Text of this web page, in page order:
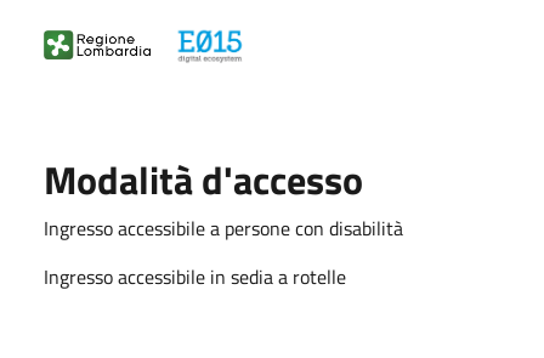
Modalità d'accesso
Ingresso accessibile a persone con disabilità
Ingresso accessibile in sedia a rotelle